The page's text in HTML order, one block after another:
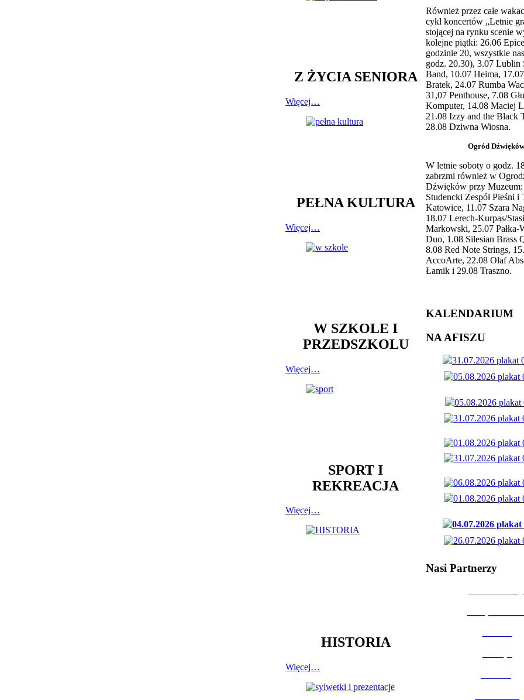
Z ŻYCIA SENIORA
Więcej…
PEŁNA KULTURA
Więcej…
W SZKOLE I
PRZEDSZKOLU
Więcej…
SPORT I
REKREACJA
Więcej…
HISTORIA
Więcej…
Również przez całe
cykl koncertów „Letnie
stojącej na rynku scenie
kolejne piątki: 26.06
godzinie 20, wszystkie
godz. 20.30), 3.07 Lublin
Band, 10.07 Heima,
Bratek, 24.07 Rumba
31,07 Penthouse, 7.08
Komputer, 14.08 Maciej
21.08 Izzy and the Black
28.08 Dziwna Wiosna.
Ogród Dźwięków
W letnie soboty o godz.
zabrzmi również w
Dźwięków przy
Studencki Zespół Pieśni i
Katowice, 11.07 Szara
18.07 Lerech-Kurpas/
Markowski, 25.07 Pałka-
Duo, 1.08 Silesian Brass
8.08 Red Note Strings,
AccoArte, 22.08 Olaf
Łamik i 29.08 Traszno.
KALENDARIUM
NA AFISZU
Nasi Partnerzy